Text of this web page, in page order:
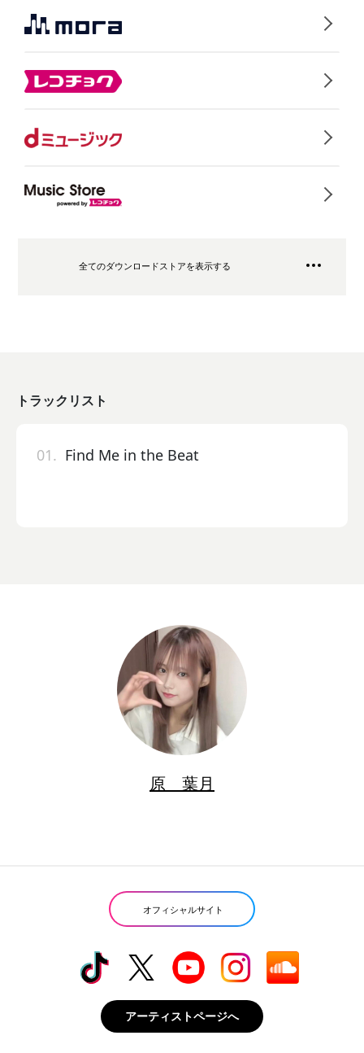
全てのダウンロードストアを表示する
トラックリスト
01. Find Me in the Beat
原 葉月
オフィシャルサイト
アーティストページへ